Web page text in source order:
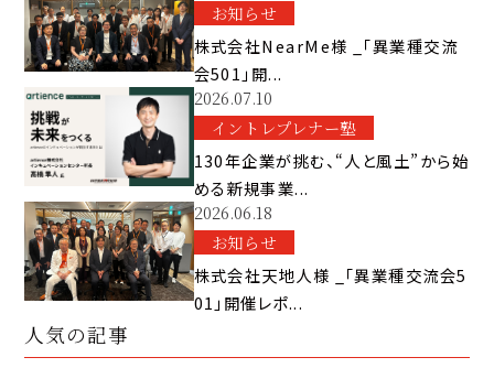
お知らせ
株式会社NearMe様 _「異業種交流
会501」開...
2026.07.10
イントレプレナー塾
130年企業が挑む、“人と風土”から始
める新規事業...
2026.06.18
お知らせ
株式会社天地人様 _「異業種交流会5
01」開催レポ...
人気の記事